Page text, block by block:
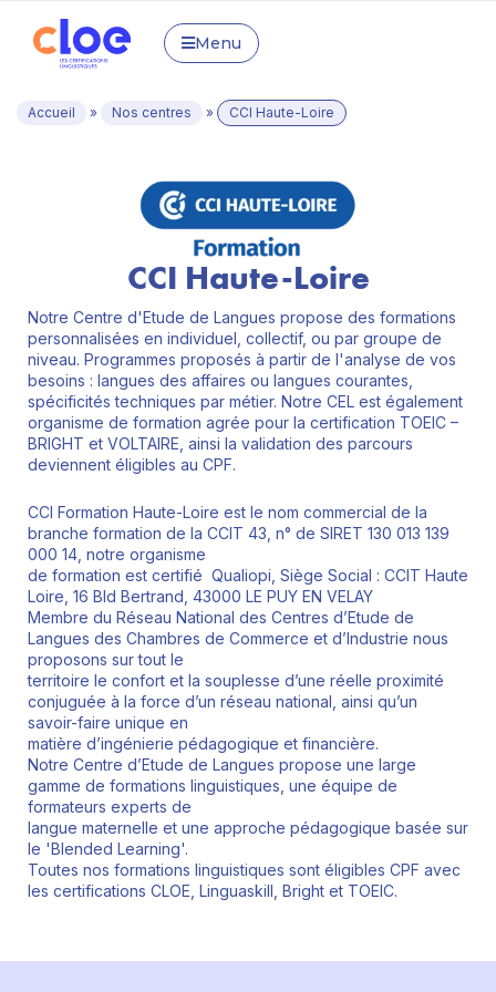
Menu
Accueil » Nos centres » CCI Haute-Loire
CCI Haute-Loire
Notre Centre d'Etude de Langues propose des formations
personnalisées en individuel, collectif, ou par groupe de
niveau. Programmes proposés à partir de l'analyse de vos
besoins : langues des affaires ou langues courantes,
spécificités techniques par métier. Notre CEL est également
organisme de formation agrée pour la certification TOEIC –
BRIGHT et VOLTAIRE, ainsi la validation des parcours
deviennent éligibles au CPF.
CCI Formation Haute-Loire est le nom commercial de la
branche formation de la CCIT 43, n° de SIRET 130 013 139
000 14, notre organisme
de formation est certifié Qualiopi, Siège Social : CCIT Haute
Loire, 16 Bld Bertrand, 43000 LE PUY EN VELAY
Membre du Réseau National des Centres d’Etude de
Langues des Chambres de Commerce et d’Industrie nous
proposons sur tout le
territoire le confort et la souplesse d’une réelle proximité
conjuguée à la force d’un réseau national, ainsi qu’un
savoir-faire unique en
matière d’ingénierie pédagogique et financière.
Notre Centre d’Etude de Langues propose une large
gamme de formations linguistiques, une équipe de
formateurs experts de
langue maternelle et une approche pédagogique basée sur
le 'Blended Learning'.
Toutes nos formations linguistiques sont éligibles CPF avec
les certifications CLOE, Linguaskill, Bright et TOEIC.